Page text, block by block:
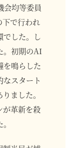
会均等委員
で行われ
でした。し
。初期のAI
を鳴らした
なスタート
ました。
が革新を殺